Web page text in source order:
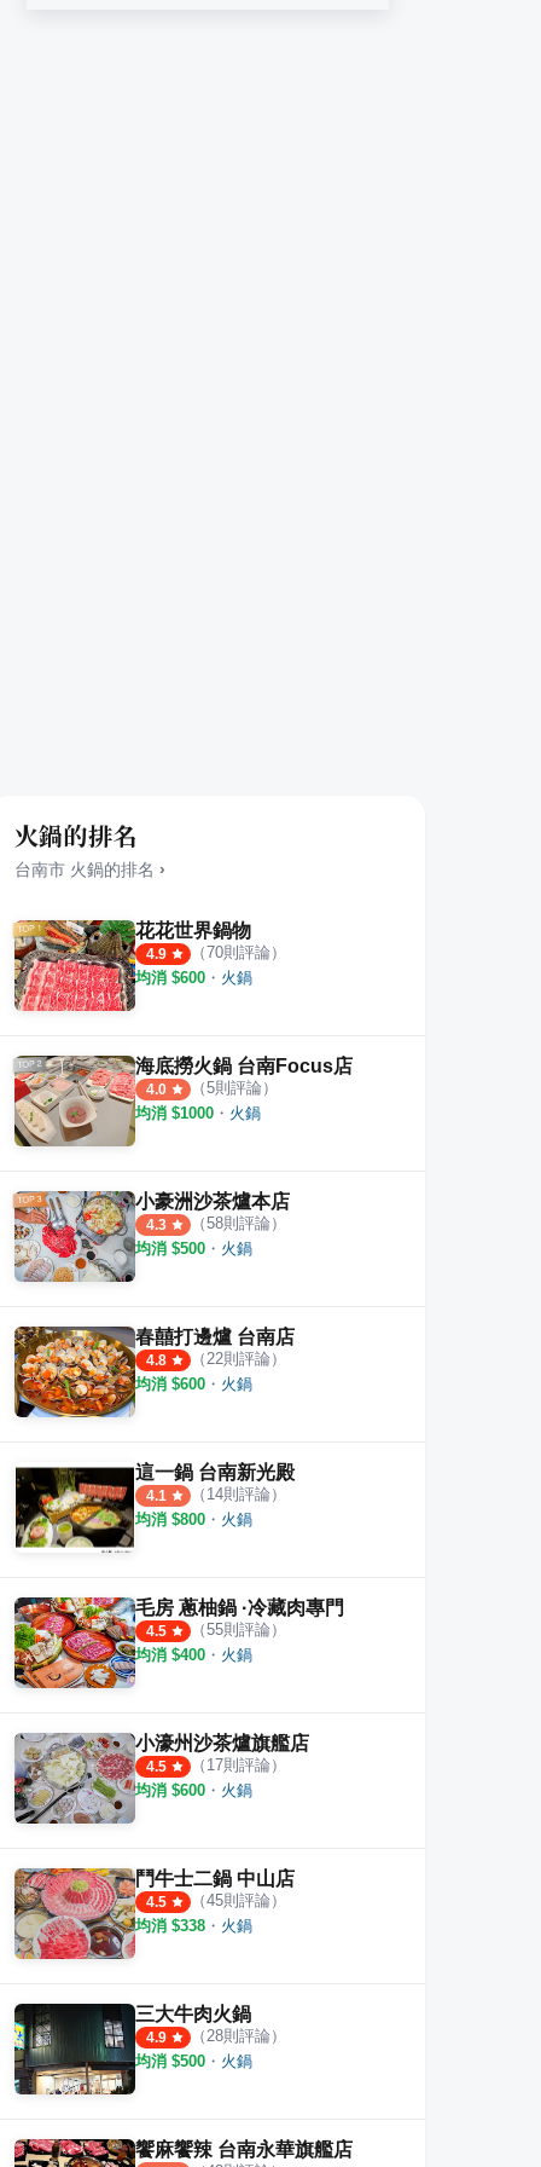
爐
則評論 4.1 ·5 則評論
火鍋的排名
台南市 火鍋的排名 ›
花花世界鍋物
4.9 （70則評論）
均消 $600 ・ 火鍋
海底撈火鍋 台南Focus店
4.0 （5則評論）
均消 $1000 ・ 火鍋
小豪洲沙茶爐本店
4.3 （58則評論）
均消 $500 ・ 火鍋
春囍打邊爐 台南店
4.8 （22則評論）
均消 $600 ・ 火鍋
這一鍋 台南新光殿
4.1 （ 14則評論）
均消 $800 ・ 火鍋
毛房 蔥柚鍋 ·冷藏肉專門
4.5 （55則評論）
均消 $400 ・ 火鍋
小濠州沙茶爐旗艦店
4.5 （ 17則評論）
均消 $600 ・ 火鍋
鬥牛士二鍋 中山店
4.5 （45則評論）
均消 $338 ・ 火鍋
三大牛肉火鍋
4.9 （28則評論）
均消 $500 ・ 火鍋
饗麻饗辣 台南永華旗艦店